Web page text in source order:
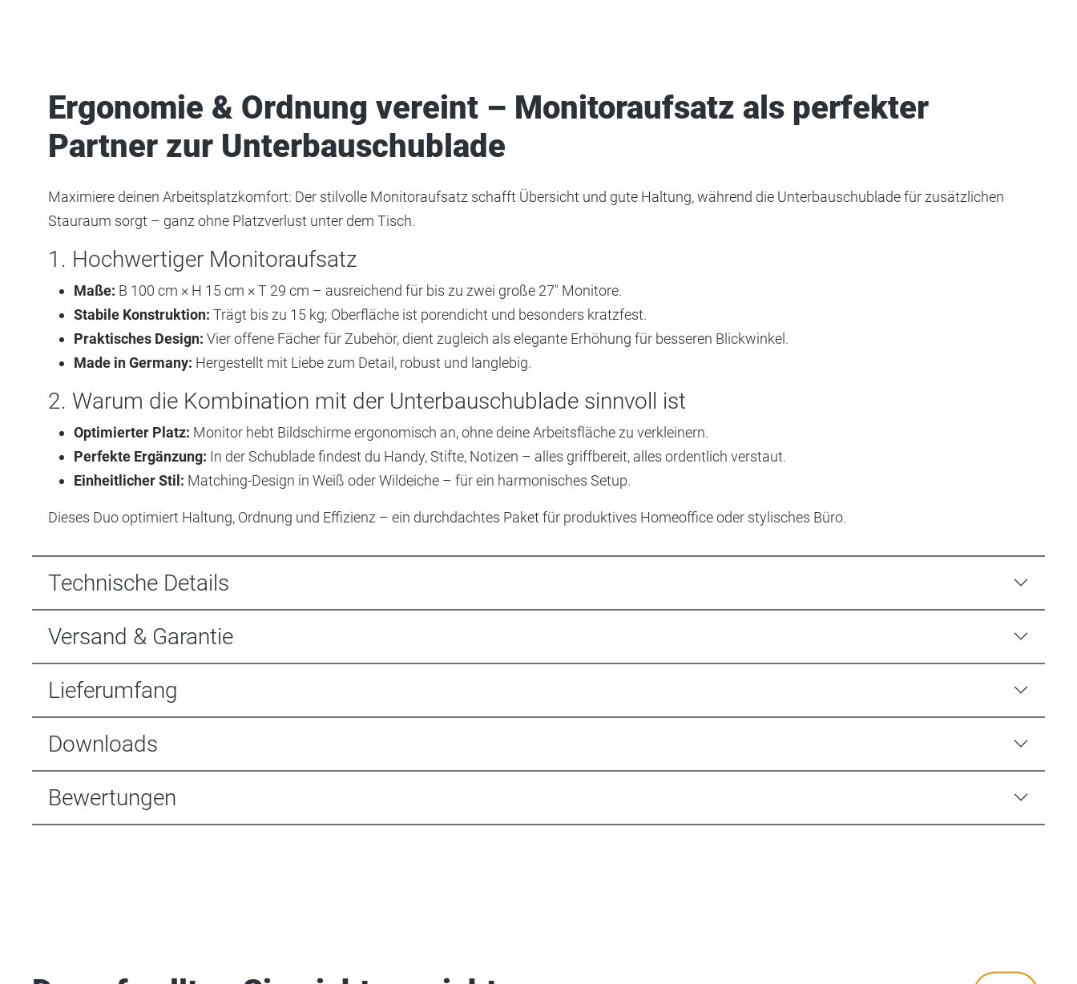
Ergonomie & Ordnung vereint – Monitoraufsatz als perfekter
Partner zur Unterbauschublade
Maximiere deinen Arbeitsplatzkomfort: Der stilvolle Monitoraufsatz schafft Übersicht und gute Haltung, während die Unterbauschublade für zusätzlichen
Stauraum sorgt – ganz ohne Platzverlust unter dem Tisch.
1. Hochwertiger Monitoraufsatz
Maße: B 100 cm × H 15 cm × T 29 cm – ausreichend für bis zu zwei große 27″ Monitore.
Stabile Konstruktion: Trägt bis zu 15 kg; Oberfläche ist porendicht und besonders kratzfest.
Praktisches Design: Vier offene Fächer für Zubehör, dient zugleich als elegante Erhöhung für besseren Blickwinkel.
Made in Germany: Hergestellt mit Liebe zum Detail, robust und langlebig.
2. Warum die Kombination mit der Unterbauschublade sinnvoll ist
Optimierter Platz: Monitor hebt Bildschirme ergonomisch an, ohne deine Arbeitsfläche zu verkleinern.
Perfekte Ergänzung: In der Schublade findest du Handy, Stifte, Notizen – alles griffbereit, alles ordentlich verstaut.
Einheitlicher Stil: Matching-Design in Weiß oder Wildeiche – für ein harmonisches Setup.
Dieses Duo optimiert Haltung, Ordnung und Effizienz – ein durchdachtes Paket für produktives Homeoffice oder stylisches Büro.
Technische Details
Versand & Garantie
Lieferumfang
Downloads
Bewertungen